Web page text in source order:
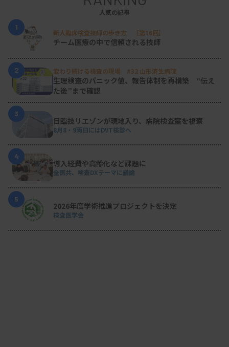
人気の記事
1
新人臨床検査技師の歩き方 ［第16回］
チーム医療の中で信頼される技師
2 変わり続ける検査の現場 #32 山形済生病院
生理検査のパニック値、報告体制を再構築 “伝え
た後”まで確認
3
日臨技リエゾンが現地入り、病院検査室を視察
8月8・9両日にはDVT検診へ
4
導入経費や高齢化など課題に
全医共、検査DXテーマに議論
5
2026年度学術推進プロジェクトを決定
検査医学会